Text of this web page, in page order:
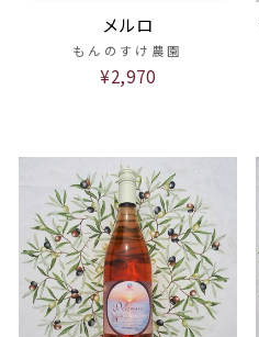
メルロ
もんのすけ農園
¥2,970